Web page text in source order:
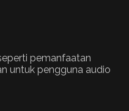
pemanfaatan
untuk pengguna audio